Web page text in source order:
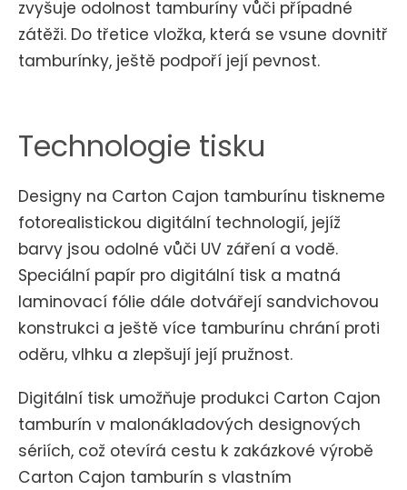
zvyšuje odolnost tamburíny vůči případné
zátěži. Do třetice vložka, která se vsune dovnitř
tamburínky, ještě podpoří její pevnost.
Technologie tisku
Designy na Carton Cajon tamburínu tiskneme
fotorealistickou digitální technologií, jejíž
barvy jsou odolné vůči UV záření a vodě.
Speciální papír pro digitální tisk a matná
laminovací fólie dále dotvářejí sandvichovou
konstrukci a ještě více tamburínu chrání proti
oděru, vlhku a zlepšují její pružnost.
Digitální tisk umožňuje produkci Carton Cajon
tamburín v malonákladových designových
sériích, což otevírá cestu k zakázkové výrobě
Carton Cajon tamburín s vlastním